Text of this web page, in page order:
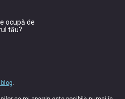
ocupă de
tău?